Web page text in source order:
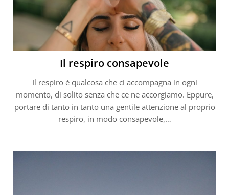
Il respiro consapevole
Il respiro è qualcosa che ci accompagna in ogni
momento, di solito senza che ce ne accorgiamo. Eppure,
portare di tanto in tanto una gentile attenzione al proprio
respiro, in modo consapevole,…